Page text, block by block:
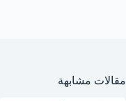
مقالات مشابهة